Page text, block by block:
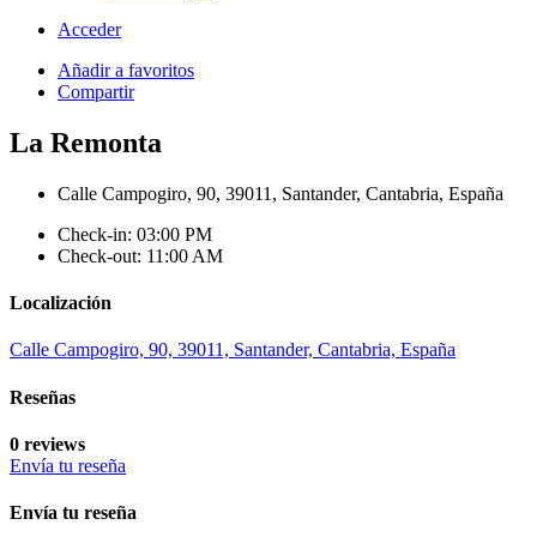
Acceder
Añadir a favoritos
Compartir
La Remonta
Calle Campogiro, 90, 39011, Santander, Cantabria, España
Check-in: 03:00 PM
Check-out: 11:00 AM
Localización
Calle Campogiro, 90, 39011, Santander, Cantabria, España
Reseñas
0 reviews
Envía tu reseña
Envía tu reseña